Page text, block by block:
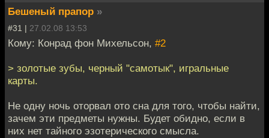
Бешеный прапор »
#31 | 27.02.08 13:53
Кому: Конрад фон Михельсон, #2
> золотые зубы, черный "самотык", игральные
карты.
Не одну ночь оторвал ото сна для того, чтобы найти,
зачем эти предметы нужны. Будет обидно, если в
них нет тайного эзотерического смысла.